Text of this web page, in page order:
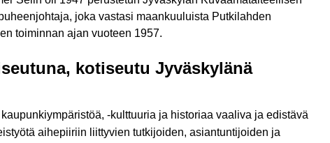
joka vastasi maankuuluista Putkilahden
toiminnan ajan vuoteen 1957.
kotiseutu Jyväskylänä
-kulttuuria ja historiaa vaaliva ja edistävä
aihepiiriin liittyvien tutkijoiden, asiantuntijoiden ja